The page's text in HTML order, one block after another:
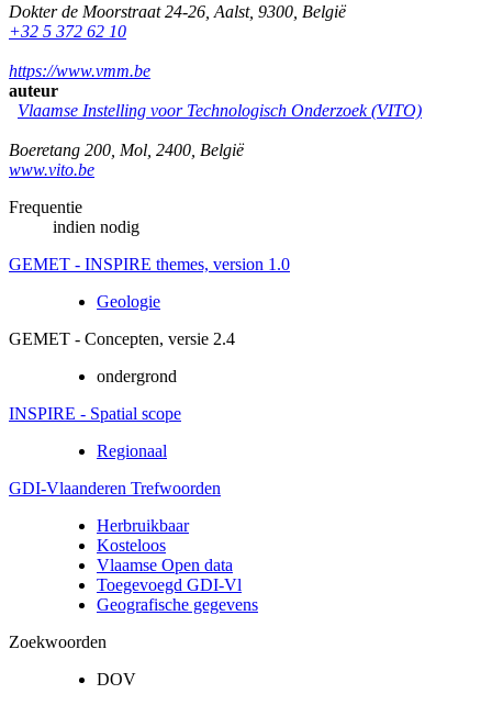
Dokter de Moorstraat 24-26 Aalst, 9300 België
+32 5 372 62 10
https://www.vmm.be
auteur
Vlaamse Instelling voor Technologisch Onderzoek (VITO)
Boeretang 200 Mol 2400 België
www.vito.be
Frequentie
indien nodig
GEMET - INSPIRE themes, version 1.0
Geologie
GEMET - Concepten, versie 2.4
ondergrond
INSPIRE - Spatial scope
Regionaal
GDI-Vlaanderen Trefwoorden
Herbruikbaar
Kosteloos
Vlaamse Open data
Toegevoegd GDI-Vl
Geografische gegevens
Zoekwoorden
DOV